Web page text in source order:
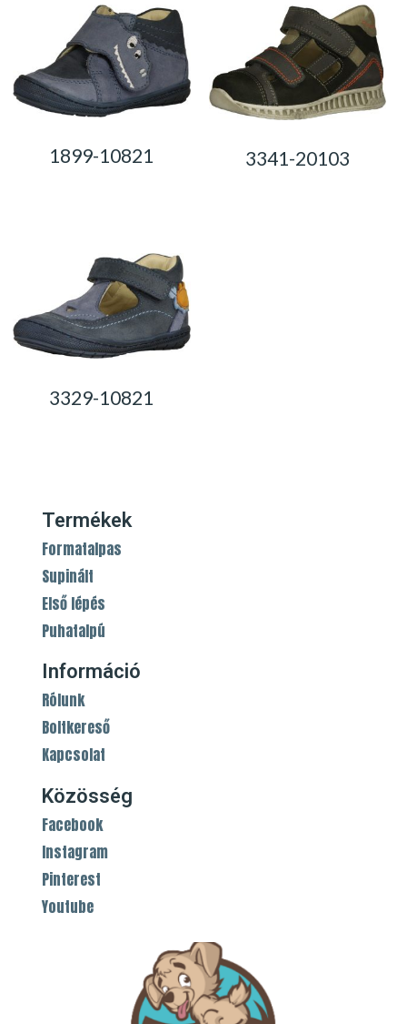
1899-10821 3341-20103
3329-10821
Termékek
Formatalpas
Supinált
Első lépés
Puhatalpú
Információ
Rólunk
Boltkereső
Kapcsolat
Közösség
Facebook
Instagram
Pinterest
Youtube